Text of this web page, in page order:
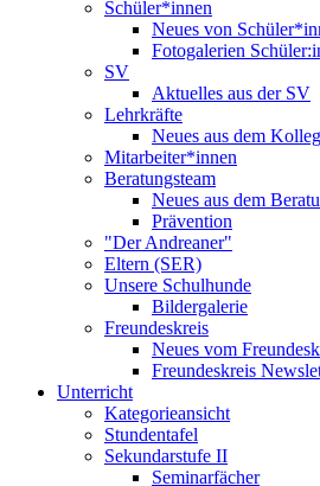
Schüler*innen
Neues von
Fotogalerien
SV
Aktuelles aus der SV
Lehrkräfte
Neues aus dem
Mitarbeiter*innen
Beratungsteam
Neues aus dem
Prävention
"Der Andreaner"
Eltern (SER)
Unsere Schulhunde
Bildergalerie
Freundeskreis
Neues vom
Freundeskreis
Unterricht
Kategorieansicht
Stundentafel
Sekundarstufe II
Seminarfächer